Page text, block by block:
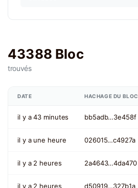
43388 Bloc
trouvés
DATE HACHAGE DU BLOC
il y a 43 minutes bb5adb…3e458f
il y a une heure 026015…c4927a
il y a 2 heures 2a4643…4da470
il y a 2 heures d50919…327b1a